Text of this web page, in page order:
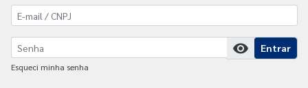
visibility Entrar
Esqueci minha senha